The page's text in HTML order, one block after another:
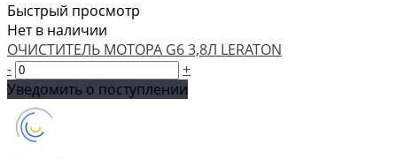
Быстрый просмотр
Нет в наличии
ОЧИСТИТЕЛЬ МОТОРА G6 3,8Л LERATON
-
+
Уведомить о поступлении